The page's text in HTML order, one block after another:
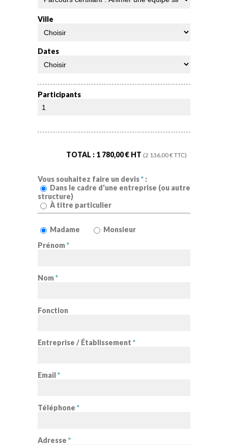
Ville
Dates
Participants
TOTAL : 1 780,00€ HT (2 136,00€ TTC)
Vous souhaitez faire un devis* :
Dans le cadre d'une entreprise (ou autre
structure)
À titre particulier
Madame
Monsieur
Prénom*
Nom*
Fonction
Entreprise / Établissement *
Email*
Téléphone *
Adresse *